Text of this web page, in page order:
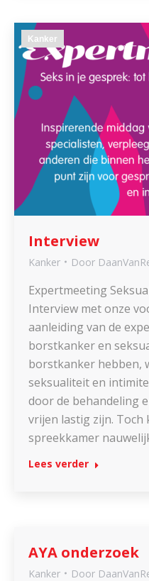
Kanker
Interview
Kanker Door
Expertmeeting
Interview met onze
aanleiding van de
borstkanker en
borstkanker hebben,
seksualiteit en
door de behandeling
vrijen lastig zijn.
spreekkamer
Lees verder
AYA onderzoek
Kanker Door